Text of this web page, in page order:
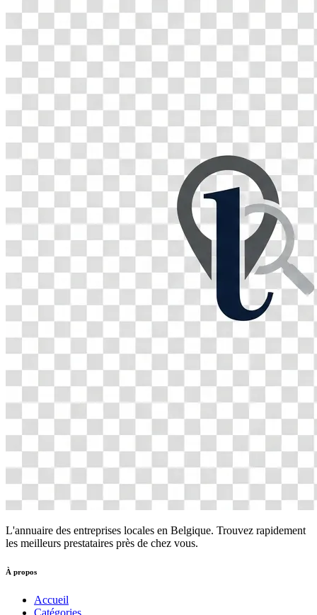
L'annuaire des entreprises locales en Belgique. Trouvez rapidement
les meilleurs prestataires près de chez vous.
À propos
Accueil
Catégories